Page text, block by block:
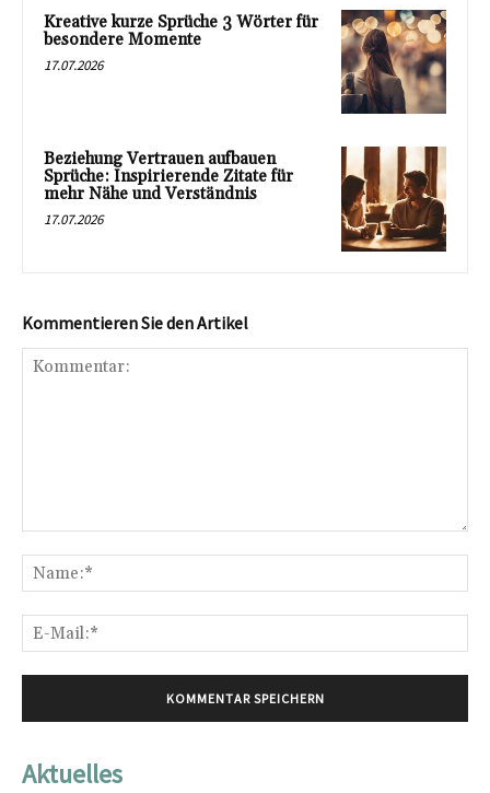
Kreative kurze Sprüche 3 Wörter für
besondere Momente
17.07.2026
Beziehung Vertrauen aufbauen
Sprüche: Inspirierende Zitate für
mehr Nähe und Verständnis
17.07.2026
Kommentieren Sie den Artikel
Aktuelles